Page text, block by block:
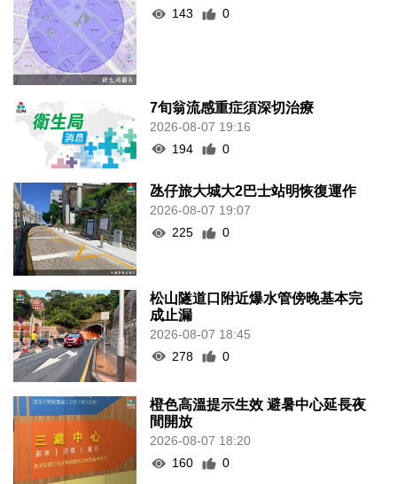
143 0
7旬翁流感重症須深切治療
2026-08-07 19:16
194
0
氹仔旅大城大2巴士站明恢復運作
2026-08-07 19:07
225
0
松山隧道口附近爆水管傍晚基本完
成止漏
2026-08-07 18:45
278
0
橙色高溫提示生效 避暑中心延長夜
間開放
2026-08-07 18:20
160
0